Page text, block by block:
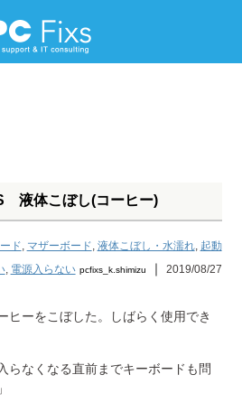
液体こぼし(コーヒー)
ド, マザーボード, 液体こぼし・水濡れ, 起動
, 電源入らない pcfixs_k.shimizu ｜ 2019/08/27
ヒーをこぼした。しばらく使用でき
らなくなる直前までキーボードも問